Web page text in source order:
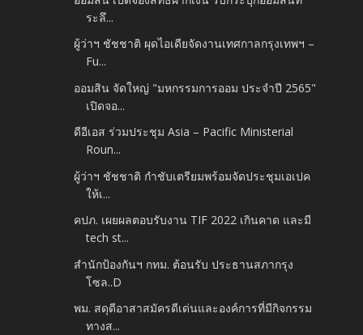
ระลึ...
ผู้ว่าฯ ชัชชาติ ผุดไอเดียจัดงานเทศกาลกรุงเทพฯ –
Fu...
ออมสิน จัดใหญ่ "มหกรรมการออม ประจำปี 2565"
เปิดจอ...
ดีอีเอส ร่วมประชุม Asia – Pacific Ministerial
Roun...
ผู้ว่าฯ ชัชชาติ กำชับเตรียมพร้อมจัดประชุมเอเปค
ให้เ...
คปภ. เผยผลตอบรับงาน TIF 2022 เกินคาด และมี
tech st...
สำนักป้องกันฯ กทม. ต้อนรับ ประธานสภากรุง
โซล..D
พม. สดุดีอาสาสมัครดีเด่นและองค์การที่มีกิจกรรม
ทางส...